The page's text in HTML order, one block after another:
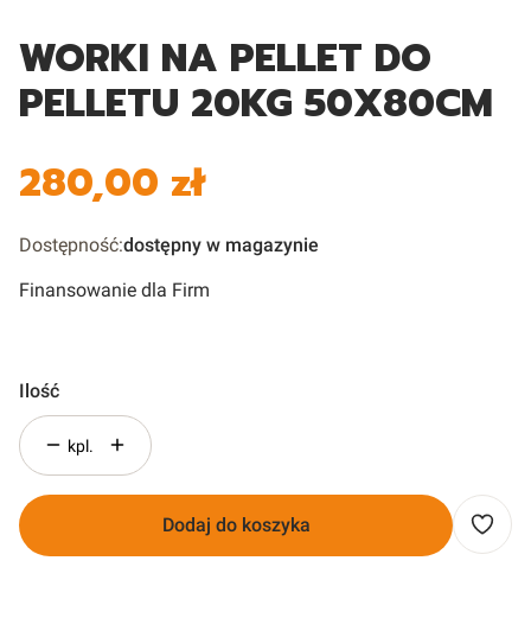
WORKI NA PELLET DO
PELLETU 20KG 50X80CM
Cena
280,00 zł
Dostępność:dostępny w magazynie
Finansowanie dla Firm
Ilość
kpl.
Dodaj do koszyka